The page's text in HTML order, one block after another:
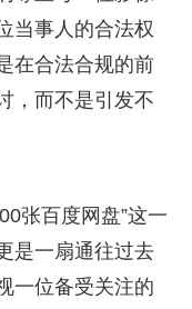
当事人的合法权
在合法合规的前
，而不是引发不
张百度网盘”这一
是一扇通往过去
一位备受关注的